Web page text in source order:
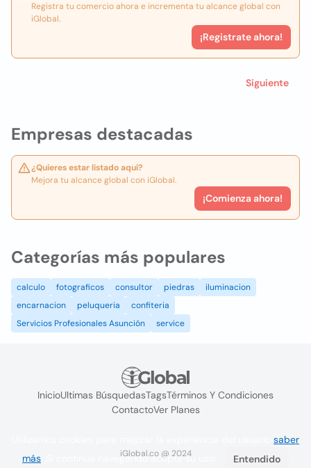
Empresas destacadas
¿Quieres estar listado aquí?
Mejora tu alcance global con iGlobal.
¡Comienza ahora!
Registra tu comercio ahora e incrementa tu alcance global con
iGlobal.
¡Registrate ahora!
Siguiente
Categorías más populares
calculo fotograficos consultor piedras
iluminacion
encarnacion
peluqueria
confiteria
Servicios Profesionales Asunción
service
InicioUltimas BúsquedasTagsTérminos Y Condiciones
ContactoVer Planes
iGlobal.co @ 2024
saber
más . Si continúa navegando acepta su uso. Entendido